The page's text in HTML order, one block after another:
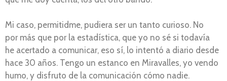
Mi caso, permitidme, pudiera ser un tanto curioso. No
por más que por la estadística, que yo no sé si todavía
he acertado a comunicar, eso sí, lo intentó a diario desde
hace 30 años. Tengo un estanco en Miravalles, yo vendo
humo, y disfruto de la comunicación cómo nadie.